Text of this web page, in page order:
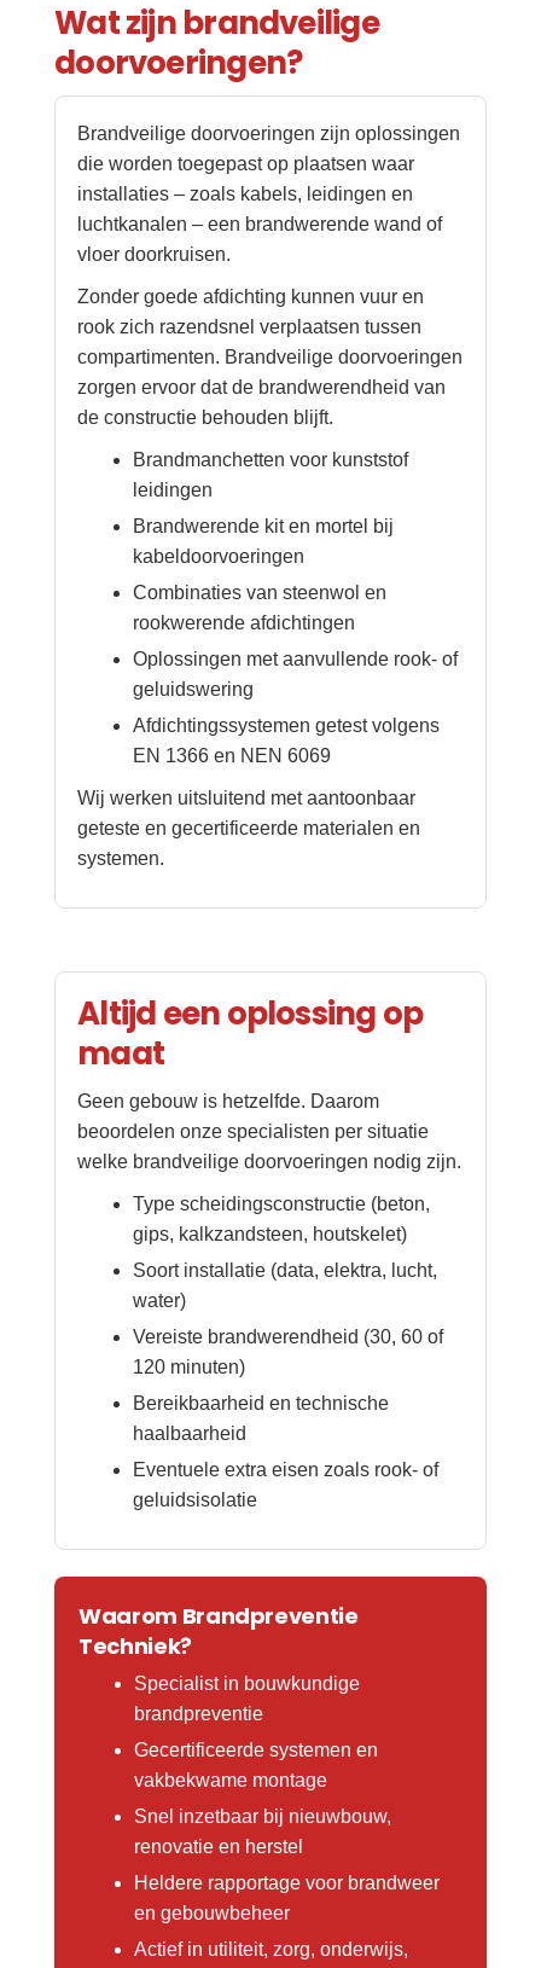
Wat zijn brandveilige
doorvoeringen?
Brandveilige doorvoeringen zijn oplossingen
die worden toegepast op plaatsen waar
installaties – zoals kabels, leidingen en
luchtkanalen – een brandwerende wand of
vloer doorkruisen.
Zonder goede afdichting kunnen vuur en
rook zich razendsnel verplaatsen tussen
compartimenten. Brandveilige doorvoeringen
zorgen ervoor dat de brandwerendheid van
de constructie behouden blijft.
Brandmanchetten voor kunststof
leidingen
Brandwerende kit en mortel bij
kabeldoorvoeringen
Combinaties van steenwol en
rookwerende afdichtingen
Oplossingen met aanvullende rook- of
geluidswering
Afdichtingssystemen getest volgens
EN 1366 en NEN 6069
Wij werken uitsluitend met aantoonbaar
geteste en gecertificeerde materialen en
systemen.
Altijd een oplossing op
maat
Geen gebouw is hetzelfde. Daarom
beoordelen onze specialisten per situatie
welke brandveilige doorvoeringen nodig zijn.
Type scheidingsconstructie (beton,
gips, kalkzandsteen, houtskelet)
Soort installatie (data, elektra, lucht,
water)
Vereiste brandwerendheid (30, 60 of
120 minuten)
Bereikbaarheid en technische
haalbaarheid
Eventuele extra eisen zoals rook- of
geluidsisolatie
Waarom Brandpreventie
Techniek?
Specialist in bouwkundige
brandpreventie
Gecertificeerde systemen en
vakbekwame montage
Snel inzetbaar bij nieuwbouw,
renovatie en herstel
Heldere rapportage voor brandweer
en gebouwbeheer
Actief in utiliteit, zorg, onderwijs,